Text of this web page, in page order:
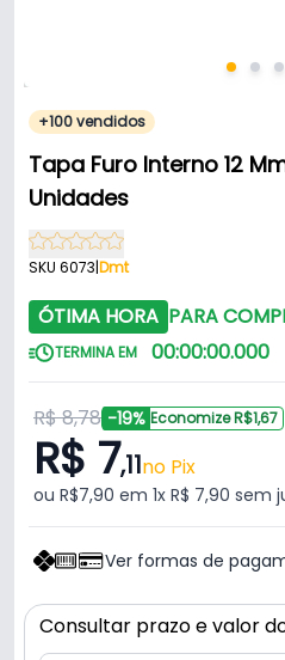
+100 vendidos
Tapa Furo Interno 12
Unidades
SKU 6073|Dmt
ÓTIMA HORA PARA
TERMINA EM 00:00:00.000
R$ 8,78 -19% Economize R$1,67
R$ 7,11no Pix
ou R$7,90 em 1x R$ 7,90 sem
Ver formas de
Consultar prazo e valor